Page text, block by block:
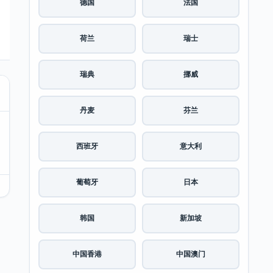
德国 法国
荷兰 瑞士
瑞典 挪威
丹麦 芬兰
西班牙 意大利
葡萄牙 日本
韩国 新加坡
中国香港 中国澳门